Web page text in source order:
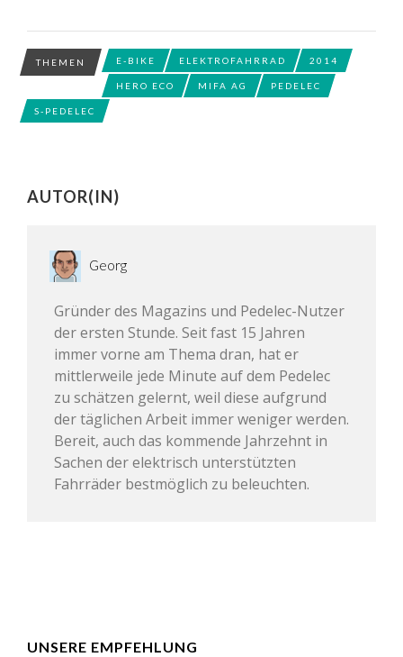
THEMEN E-BIKE ELEKTROFAHRRAD 2014
HERO ECO MIFA AG PEDELEC
S-PEDELEC
AUTOR(IN)
Georg
Gründer des Magazins und Pedelec-Nutzer
der ersten Stunde. Seit fast 15 Jahren
immer vorne am Thema dran, hat er
mittlerweile jede Minute auf dem Pedelec
zu schätzen gelernt, weil diese aufgrund
der täglichen Arbeit immer weniger werden.
Bereit, auch das kommende Jahrzehnt in
Sachen der elektrisch unterstützten
Fahrräder bestmöglich zu beleuchten.
UNSERE EMPFEHLUNG